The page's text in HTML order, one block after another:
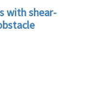
with shear-